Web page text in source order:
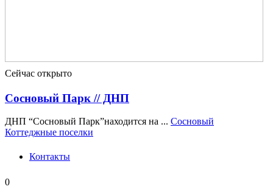
Сейчас открыто
Сосновый Парк // ДНП
ДНП “Сосновый Парк”находится на ... Сосновый
Коттеджные поселки
Контакты
0